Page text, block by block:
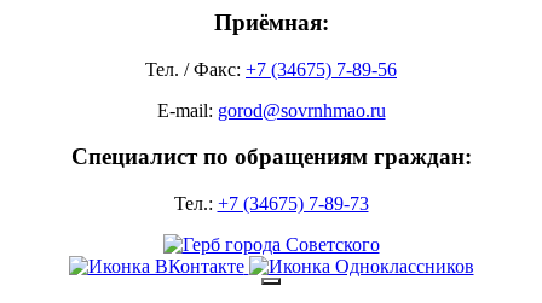
Приёмная:
Тел. / Факс: +7 (34675) 7-89-56
E-mail: gorod@sovrnhmao.ru
Специалист по обращениям граждан:
Тел.: +7 (34675) 7-89-73